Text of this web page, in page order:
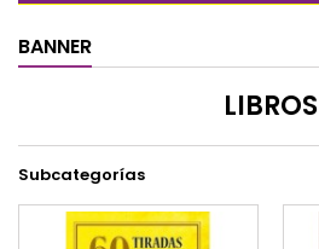
BANNER
LIBROS
Subcategorías